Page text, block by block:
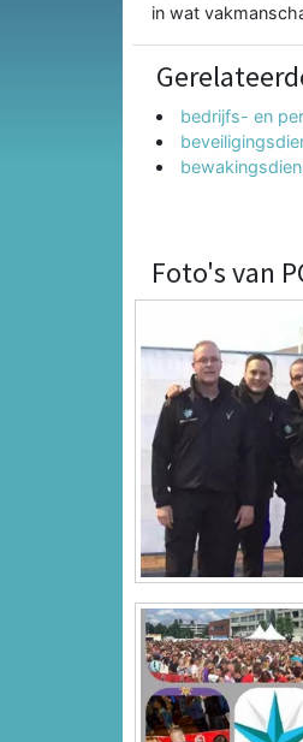
in wat
bedrijfs- en
Foto's van